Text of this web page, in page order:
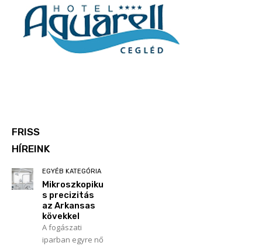
FRISS
HÍREINK
EGYÉB KATEGÓRIA
Mikroszkopiku
s precizitás
az Arkansas
kövekkel
A fogászati
iparban egyre nő